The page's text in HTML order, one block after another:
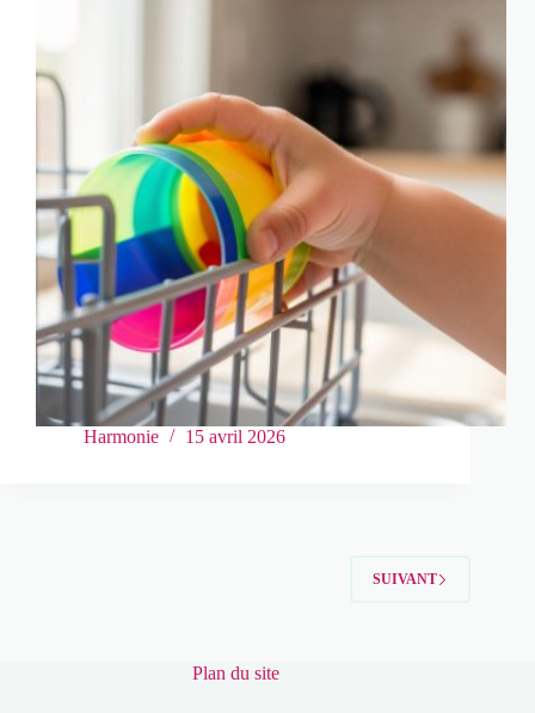
Harmonie 15 avril 2026
SUIVANT
Plan du site